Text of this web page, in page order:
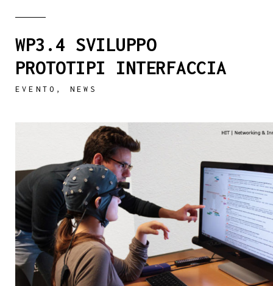
WP3.4 SVILUPPO
PROTOTIPI INTERFACCIA
EVENTO , NEWS